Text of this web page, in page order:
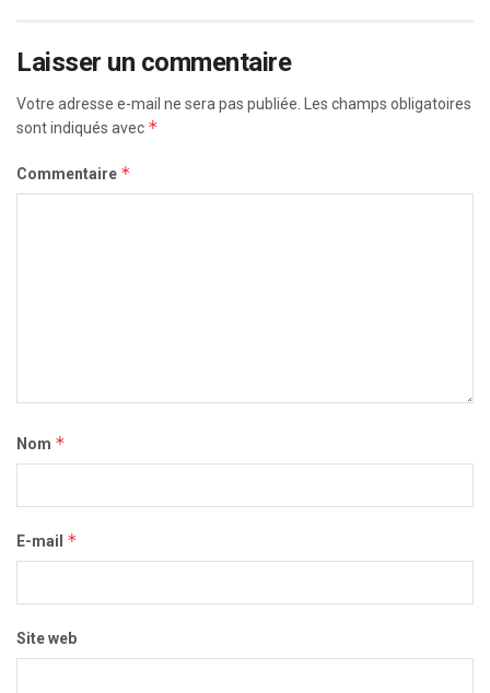
Laisser un commentaire
Votre adresse e-mail ne sera pas publiée. Les champs obligatoires
sont indiqués avec *
Commentaire *
Nom *
E-mail *
Site web